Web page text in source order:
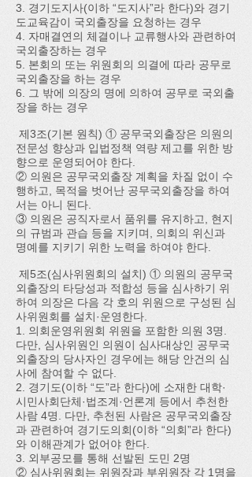
3. 경기도지사(이하 “도지사”라 한다)와 경기
도교육감이 국외출장을 요청하는 경우
4. 자매결연의 체결이나 교류행사와 관련하여
국외출장하는 경우
5. 본회의 또는 위원회의 의결에 따라 공무로
국외출장을 하는 경우
6. 그 밖에 의장의 명에 의하여 공무로 국외출
장을 하는 경우
제3조(기본 원칙) ① 공무국외출장은 의원의
전문성 향상과 입법정책 역량 제고를 위한 방
향으로 운영되어야 한다.
② 의원은 공무국외출장 계획을 차질 없이 수
행하고, 목적을 벗어난 공무국외출장을 하여
서는 아니 된다.
③ 의원은 공직자로서 품위를 유지하고, 현지
의 규범과 관습 등을 지키며, 의회의 위신과
명예를 지키기 위한 노력을 하여야 한다.
제5조(심사위원회의 설치) ① 의원의 공무국
외출장의 타당성과 적합성 등을 심사하기 위
하여 의장은 다음 각 호의 위원으로 구성된 심
사위원회를 설치·운영한다.
1. 의회운영위원회 위원을 포함한 의원 3명.
다만, 심사위원인 의원이 심사대상인 공무국
외출장의 당사자인 경우에는 해당 안건의 심
사에 참여할 수 없다.
2. 경기도(이하 “도”라 한다)에 소재한 대학·
시민사회단체·법조계·언론계 등에서 추천한
사람 4명. 다만, 추천된 사람은 공무국외출장
과 관련하여 경기도의회(이하 “의회”라 한다)
와 이해관계가 없어야 한다.
3. 외부공모를 통해 선발된 도민 2명
② 심사위원회는 위원장과 부위원장 각 1명을